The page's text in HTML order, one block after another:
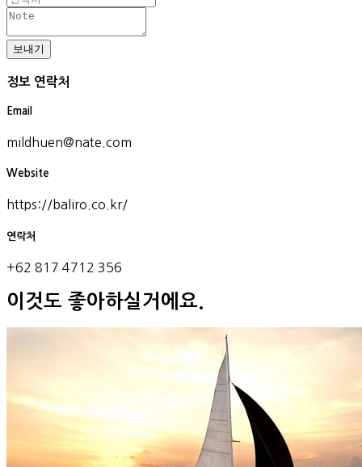
정보 연락처
Email
mildhuen@nate.com
Website
https://baliro.co.kr/
연락처
+62 817 4712 356
이것도 좋아하실거에요.